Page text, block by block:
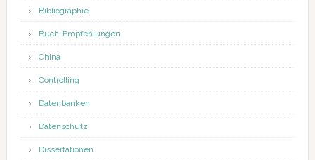
Bibliographie
Buch-Empfehlungen
China
Controlling
Datenbanken
Datenschutz
Dissertationen